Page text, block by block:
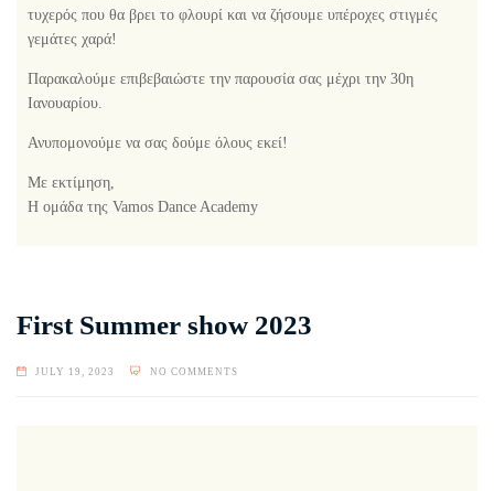
τυχερός που θα βρει το φλουρί και να ζήσουμε υπέροχες στιγμές
γεμάτες χαρά!
Παρακαλούμε επιβεβαιώστε την παρουσία σας μέχρι την 30η
Ιανουαρίου.
Ανυπομονούμε να σας δούμε όλους εκεί!
Με εκτίμηση,
Η ομάδα της Vamos Dance Academy
First Summer show 2023
JULY 19, 2023 NO COMMENTS